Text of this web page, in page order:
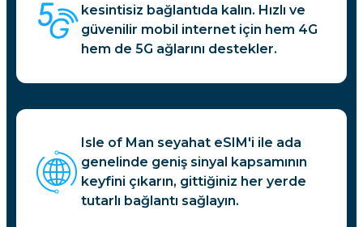
kesintisiz bağlantıda kalın. Hızlı ve
güvenilir mobil internet için hem 4G
hem de 5G ağlarını destekler.
Isle of Man seyahat eSIM'i ile ada
genelinde geniş sinyal kapsamının
keyfini çıkarın, gittiğiniz her yerde
tutarlı bağlantı sağlayın.